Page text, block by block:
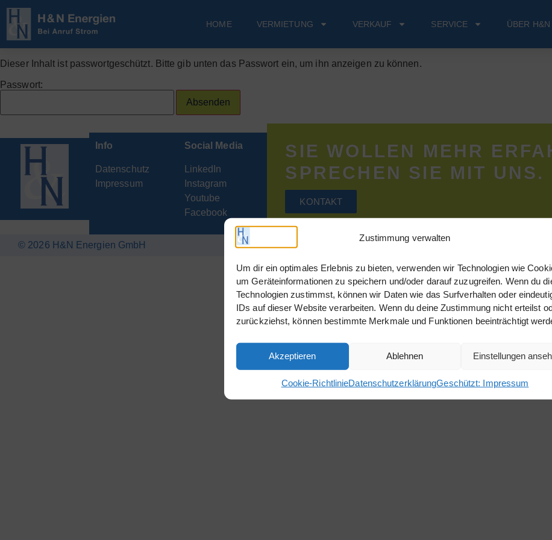
Zustimmung verwalten
Um dir ein optimales Erlebnis zu bieten, verwenden wir Technologien wie
um Geräteinformationen zu speichern und/oder darauf zuzugreifen. Wenn du
Technologien zustimmst, können wir Daten wie das Surfverhalten oder
IDs auf dieser Website verarbeiten. Wenn du deine Zustimmung nicht erteilst
zurückziehst, können bestimmte Merkmale und Funktionen beeinträchtigt
Akzeptieren Ablehnen Einstellungen
Cookie-RichtlinieDatenschutzerklärungGeschützt: Impressum
HOME VERMIETUNG VERKAUF SERVICE ÜBER H&N
Dieser Inhalt ist passwortgeschützt. Bitte gib unten das Passwort ein, um ihn anzeigen zu können.
Passwort:
Info
Datenschutz
Impressum
Social Media
LinkedIn
Instagram
Youtube
Facebook
SIE WOLLEN MEHR
SPRECHEN SIE MIT UNS.
KONTAKT
© 2026 H&N Energien GmbH